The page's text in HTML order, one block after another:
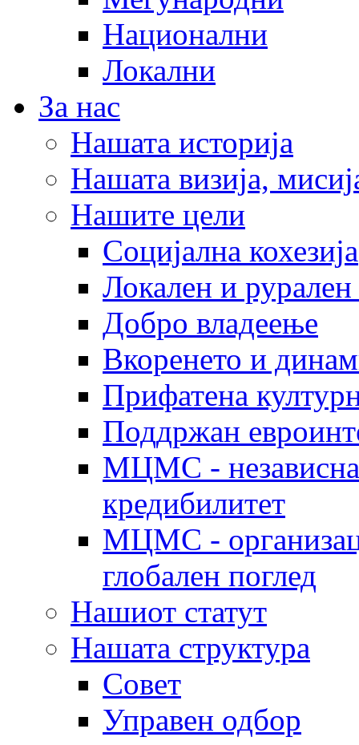
Национални
Локални
За нас
Нашата историја
Нашата визија,
Нашите цели
Социјална кохезија
Локален и рурален
Добро владеење
Вкоренето и
Прифатена
Поддржан
МЦМС - независна
кредибилитет
МЦМС -
глобален поглед
Нашиот статут
Нашата структура
Совет
Управен одбор